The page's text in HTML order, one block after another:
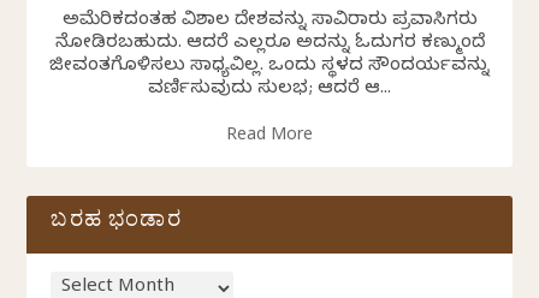
ಅಮೆರಿಕದಂತಹ ವಿಶಾಲ ದೇಶವನ್ನು ಸಾವಿರಾರು ಪ್ರವಾಸಿಗರು
ನೋಡಿರಬಹುದು. ಆದರೆ ಎಲ್ಲರೂ ಅದನ್ನು ಓದುಗರ ಕಣ್ಮುಂದೆ
ಜೀವಂತಗೊಳಿಸಲು ಸಾಧ್ಯವಿಲ್ಲ. ಒಂದು ಸ್ಥಳದ ಸೌಂದರ್ಯವನ್ನು
ವರ್ಣಿಸುವುದು ಸುಲಭ; ಆದರೆ ಆ...
Read More
ಬರಹ ಭಂಡಾರ